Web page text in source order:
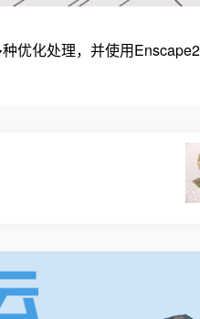
优化处理，并使用